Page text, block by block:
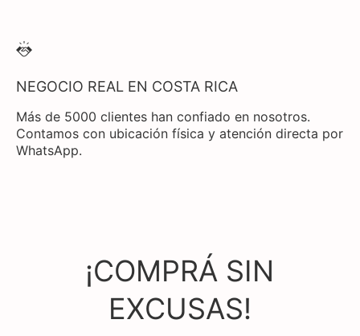
NEGOCIO REAL EN COSTA RICA
Más de 5000 clientes han confiado en nosotros.
Contamos con ubicación física y atención directa por
WhatsApp.
¡COMPRÁ SIN
EXCUSAS!